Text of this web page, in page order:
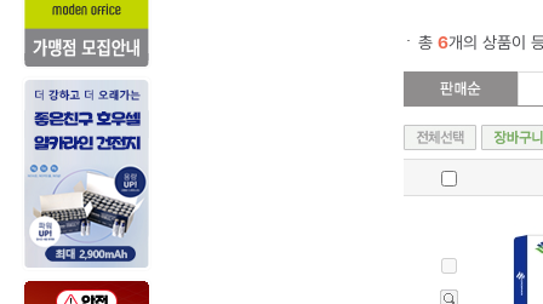
총 6개의 상품이